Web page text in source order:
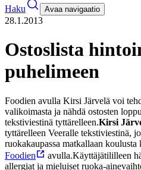
Haku
Avaa navigaatio
28.1.2013
Ostoslista
puhelimeen
Foodien avulla Kirsi Järvelä voi
valikoimasta ja nähdä ostosten
tekstiviestinä tyttärelleen.Kirsi
tyttärelleen Veeralle tekstiviestinä,
ruokakaupassa matkallaan
Foodien
avulla.Käyttäjätililleen
allergiat ja mieluiset ruoka-